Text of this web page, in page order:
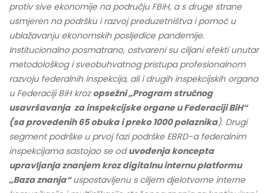
protiv sive ekonomije na području FBiH, a s druge strane
usmjeren na podršku i razvoj preduzetništva i pomoć u
ublažavanju ekonomskih posljedice pandemije.
Institucionalno posmatrano, ostvareni su ciljani efekti unutar
metodološkog i sveobuhvatnog pristupa profesionalnom
razvoju federalnih inspekcija, ali i drugih inspekcijskih organa
u Federaciji BiH krozopsežni „Program stručnog
usavršavanja za inspekcijske organe u Federaciji BiH“
(sa provedenih 65 obuka i preko 1000 polaznika). Drugi
segment podrške u prvoj fazi podrške EBRD-a federalnim
inspekcijama sastojao se oduvođenja koncepta
upravljanja znanjem kroz digitalnu internu platformu
„Baza znanja“uspostavljenu s ciljem djelotvorne interne